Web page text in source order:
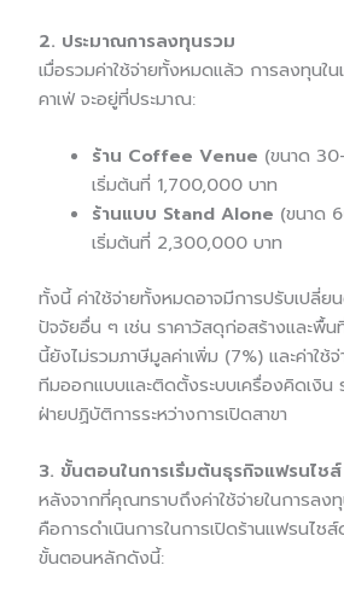
2. ประมาณการลงทุนรวม
เมื่อรวมค่าใช้จ่ายทั้งหมดแล้ว การลงทุนใ
คาเฟ่ จะอยู่ที่ประมาณ:
ร้าน Coffee Venue (ขนาด
เริ่มต้นที่ 1,700,000 บาท
ร้านแบบ Stand Alone (ขนาด
เริ่มต้นที่ 2,300,000 บาท
ทั้งนี้ ค่าใช้จ่ายทั้งหมดอาจมีการปรับเปลี่
ปัจจัยอื่น ๆ เช่น ราคาวัสดุก่อสร้างและพื้น
นี้ยังไม่รวมภาษีมูลค่าเพิ่ม (7%) และค่าใช้
ทีมออกแบบและติดตั้งระบบเครื่องคิดเงิ
ฝ่ายปฏิบัติการระหว่างการเปิดสาขา
3. ขั้นตอนในการเริ่มต้นธุรกิจแฟรนไช
หลังจากที่คุณทราบถึงค่าใช้จ่ายในการลง
คือการดำเนินการในการเปิดร้านแฟรนไช
ขั้นตอนหลักดังนี้: